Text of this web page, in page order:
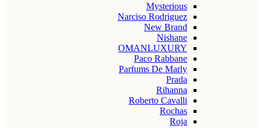
Mysterious
Narciso Rodriguez
New Brand
Nishane
OMANLUXURY
Paco Rabbane
Parfums De Marly
Prada
Rihanna
Roberto Cavalli
Rochas
Roja